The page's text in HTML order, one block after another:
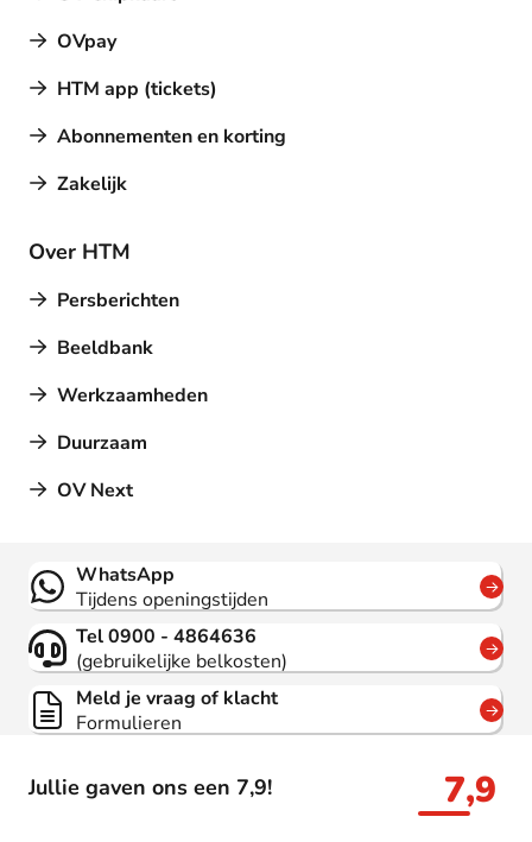
OVpay
HTM app (tickets)
Abonnementen en korting
Zakelijk
Over HTM
Persberichten
Beeldbank
Werkzaamheden
Duurzaam
OV Next
Jullie gaven ons een 7,9! 7,9
Contact
WhatsApp
Tijdens openingstijden
Tel 0900 - 4864636
(gebruikelijke belkosten)
Meld je vraag of klacht
Formulieren